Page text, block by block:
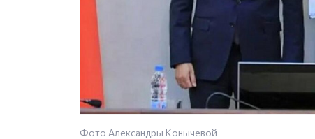
Фото Александры Конычевой